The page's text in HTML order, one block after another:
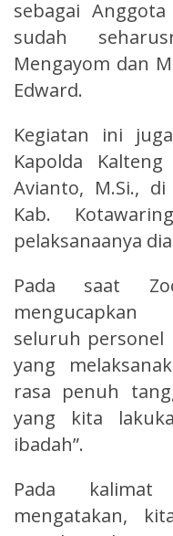
sebagai
sudah
Mengayom dan
Edward.
Kegiatan ini
Kapolda
Avianto, M.Si.,
Kab.
pelaksanaanya
Pada saat
mengucapkan
seluruh personel
yang
rasa penuh
yang kita
ibadah”.
Pada kalimat
mengatakan,